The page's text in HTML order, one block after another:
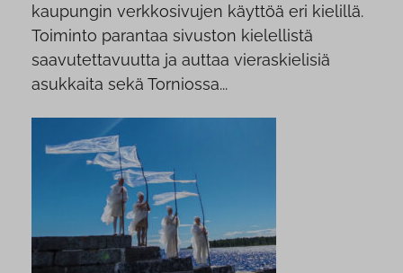
kaupungin verkkosivujen käyttöä eri kielillä.
Toiminto parantaa sivuston kielellistä
saavutettavuutta ja auttaa vieraskielisiä
asukkaita sekä Torniossa...